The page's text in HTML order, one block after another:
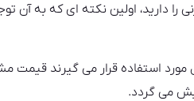
دارید، اولین نکته ای که به آن
استفاده قرار می گیرند
می گردد.